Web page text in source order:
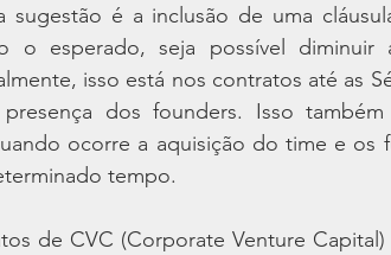
sugestão é a inclusão de uma
o esperado, seja possível diminuir
isso está nos contratos até as
dos founders. Isso
ocorre a aquisição do time e os
tempo.
de CVC (Corporate Venture